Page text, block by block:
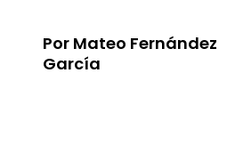
Por Mateo Fernández
García